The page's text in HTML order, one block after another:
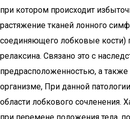
при котором происходит
растяжение тканей лонного
соединяющего лобковые кости)
релаксина. Связано это с
предрасположенностью, а
организме, При данной
области лобкового сочленения.